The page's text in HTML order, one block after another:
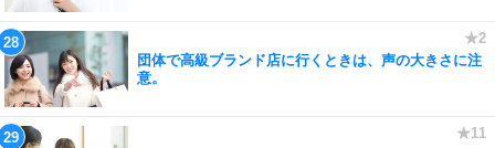
団体で高級ブランド店に行くときは、声の大きさに注
意。